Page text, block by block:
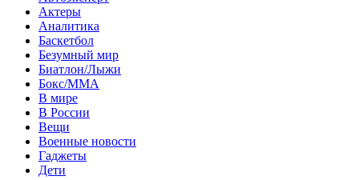
Актеры
Аналитика
Баскетбол
Безумный мир
Биатлон/Лыжи
Бокс/MMA
В мире
В России
Вещи
Военные новости
Гаджеты
Дети